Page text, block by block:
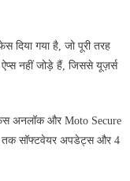
गया है, जो पूरी तरह
नहीं जोड़े हैं, जिससे यूज़र्स
फेस अनलॉक और Moto Secure
तक सॉफ्टवेयर अपडेट्स और 4